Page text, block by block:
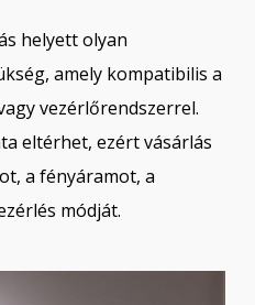
helyett olyan
amely kompatibilis a
vezérlőrendszerrel.
eltérhet, ezért vásárlás
a fényáramot, a
módját.